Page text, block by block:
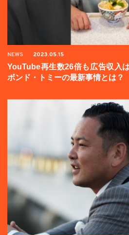
NEWS 2023.05.15
YouTube再生数26倍も広告収入
ボンド・トミーの最新事情とは？